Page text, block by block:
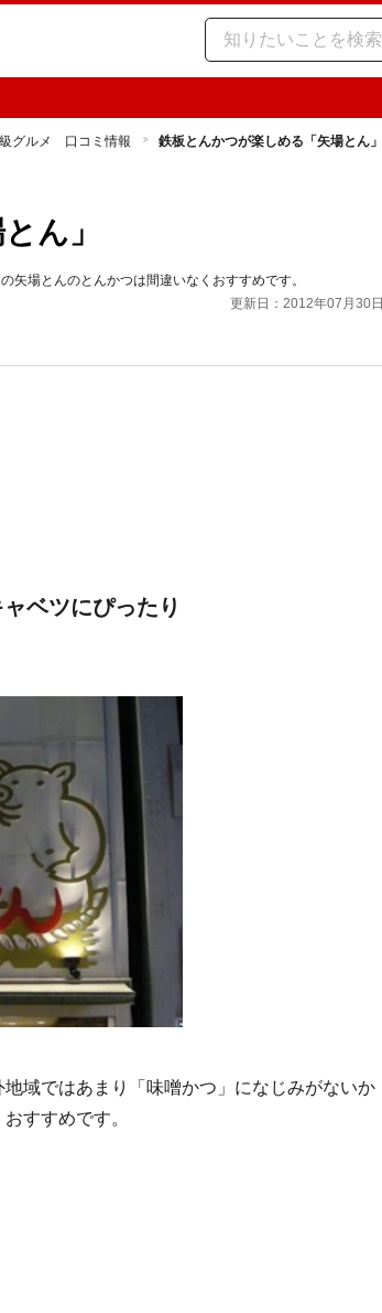
グルメ 口コミ情報 鉄板とんかつが楽しめる「矢場とん」
ん」
矢場とんのとんかつは間違いなくおすすめです。
更新日：2012年07月30日
ベツにぴったり
域ではあまり「味噌かつ」になじみがないか
すすめです。